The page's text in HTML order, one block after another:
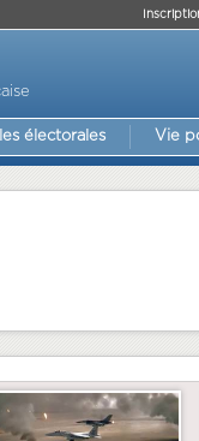
électorales Vie